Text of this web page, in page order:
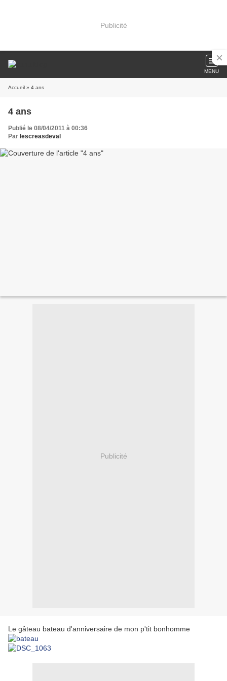
Publicité
MENU
Accueil » 4 ans
4 ans
Publié le 08/04/2011 à 00:36
Par lescreasdeval
Publicité
Le gâteau bateau d'anniversaire de mon p'tit bonhomme